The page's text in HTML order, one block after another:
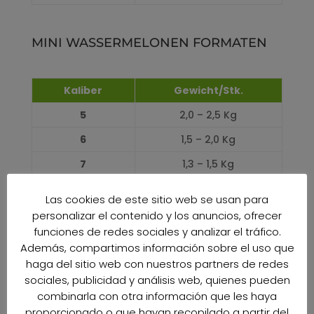
MINI WASSERMELONEN FORMATEN
Kaliber
Gewicht/Stk.
5
2,0 – 2,5 Kg
6
1,5 – 2,0 Kg
7
1,3 – 1,5 Kg
9
Bis zu 1,2 Kg
PRODUKTIONSKALENDER
JANUAR
Las cookies de este sitio web se usan para
personalizar el contenido y los anuncios, ofrecer
funciones de redes sociales y analizar el tráfico.
Además, compartimos información sobre el uso que
haga del sitio web con nuestros partners de redes
sociales, publicidad y análisis web, quienes pueden
combinarla con otra información que les haya